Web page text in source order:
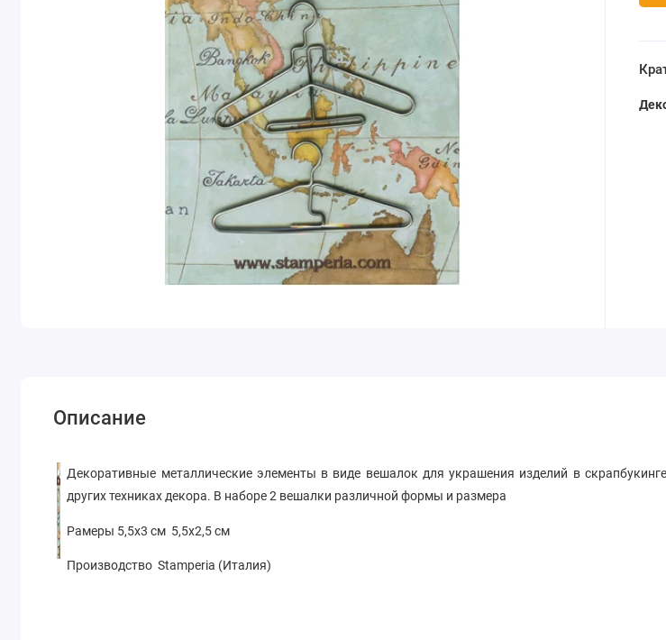
Описание
Декоративные металлические элементы в виде вешалок для украшения изделий в
других техниках декора. В наборе 2 вешалки различной формы и размера
Рамеры 5,5х3 см 5,5х2,5 см
Производство Stamperia (Италия)